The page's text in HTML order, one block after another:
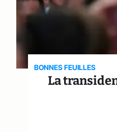
BONNES FEUILLES
La